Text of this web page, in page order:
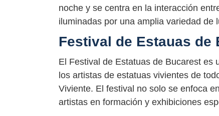
noche y se centra en la interacción
iluminadas por una amplia variedad de
Festival de Estauas de
El Festival de Estatuas de Bucarest es
los artistas de estatuas vivientes de
Viviente. El festival no solo se enfoca
artistas en formación y exhibiciones